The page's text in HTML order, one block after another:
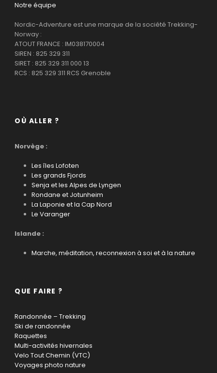
Notre équipe
Nordic-Adventure est une marque de la société Trekking-
Norway :
ATOUT FRANCE : IM038170004
SIREN : 825 329 311
SIRET : 825 329 311 000 13
RCS : 825 329 311 RCS Grenoble
OÙ ALLER ?
Norvège :
Les îles Lofoten
Les grands Fjords
Senja et les Alpes de Lyngen
Rondane et Jotunheim
La Laponie et la Cap Nord
Le Varanger
Islande :
Marche, méditation, reconnexion à soi et à la nature
QUE FAIRE ?
Randonnée – Trekking
Ski de randonnée
Raquettes
Multi-activités hivernales
Velo Tout Chemin (VTC)
Voyages photo nature